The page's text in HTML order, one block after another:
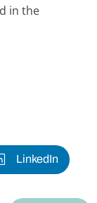
in the
LinkedIn